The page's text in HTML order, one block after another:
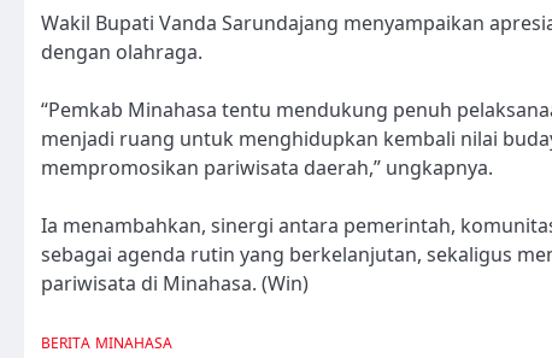
Wakil Bupati Vanda Sarundajang menyampaikan
dengan olahraga.
“Pemkab Minahasa tentu mendukung penuh
menjadi ruang untuk menghidupkan kembali nilai
mempromosikan pariwisata daerah,” ungkapnya.
Ia menambahkan, sinergi antara pemerintah,
sebagai agenda rutin yang berkelanjutan, sekaligus
pariwisata di Minahasa. (Win)
BERITA MINAHASA